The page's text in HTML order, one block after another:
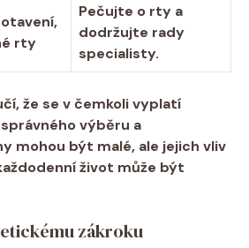
rty
Pečujte o rty a
dodržujte rady
specialisty.
že se v čemkoli vyplatí
výběru a
mohou být malé, ale jejich vliv
život může být
zákroku